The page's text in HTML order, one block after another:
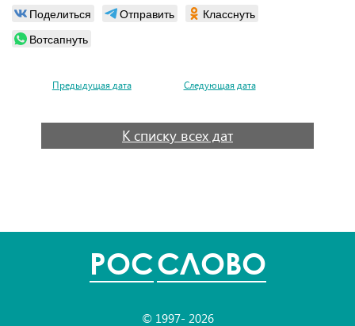
Поделиться Отправить
Класснуть
Вотсапнуть
Предыдущая дата Следующая дата
К списку всех дат
POCСЛОВО
© 1997- 2026